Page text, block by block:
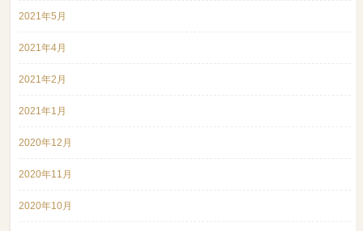
2021年5月
2021年4月
2021年2月
2021年1月
2020年12月
2020年11月
2020年10月